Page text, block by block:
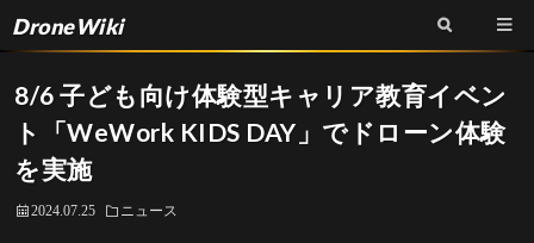
DroneWiki
8/6 子ども向け体験型キャリア教育イベン
ト「WeWork KIDS DAY」でドローン体験
を実施
2024.07.25 ニュース